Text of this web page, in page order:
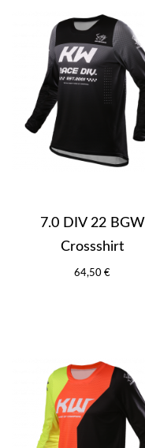
7.0 DIV 22 BGW
Crossshirt
64,50 €